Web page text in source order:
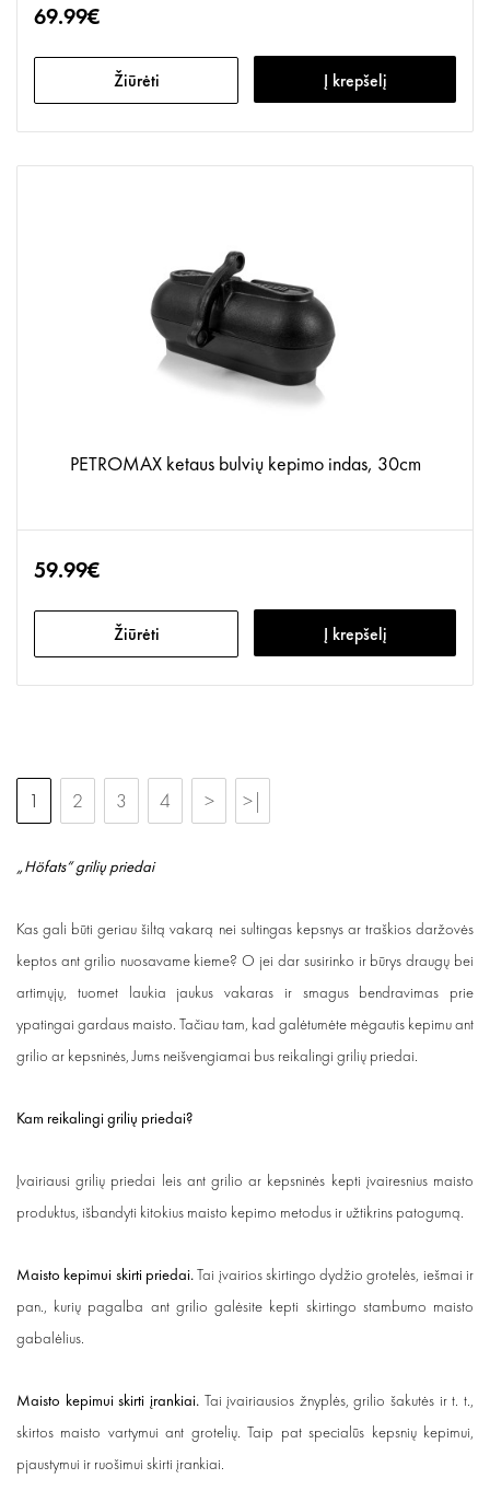
69.99€
Žiūrėti Į krepšelį
PETROMAX ketaus bulvių kepimo indas, 30cm
59.99€
Žiūrėti Į krepšelį
1 2 3 4 > >|
„Höfats“ grilių priedai
Kas gali būti geriau šiltą vakarą nei sultingas kepsnys ar traškios daržovės
keptos ant grilio nuosavame kieme? O jei dar susirinko ir būrys draugų bei
artimųjų, tuomet laukia jaukus vakaras ir smagus bendravimas prie
ypatingai gardaus maisto. Tačiau tam, kad galėtumėte mėgautis kepimu ant
grilio ar kepsninės, Jums neišvengiamai bus reikalingi grilių priedai.
Kam reikalingi grilių priedai?
Įvairiausi grilių priedai leis ant grilio ar kepsninės kepti įvairesnius maisto
produktus, išbandyti kitokius maisto kepimo metodus ir užtikrins patogumą.
Maisto kepimui skirti priedai.Tai įvairios skirtingo dydžio grotelės, iešmai ir
pan., kurių pagalba ant grilio galėsite kepti skirtingo stambumo maisto
gabalėlius.
Maisto kepimui skirti įrankiai.Tai įvairiausios žnyplės, grilio šakutės ir t. t.,
skirtos maisto vartymui ant grotelių. Taip pat specialūs kepsnių kepimui,
pjaustymui ir ruošimui skirti įrankiai.